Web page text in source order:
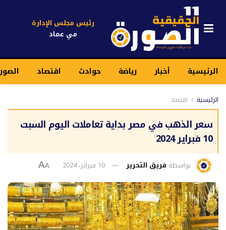
رئيس مجلس الإدارة
مي عماد
الرئيسية أخبار رياضة حوادث اقتصاد
الرئيسية اقتصاد
سعر الذهب في مصر بداية تعاملات اليوم السبت
10 فبراير 2024
بواسطة فريق التحرير 10 فبراير، 2024 A
A